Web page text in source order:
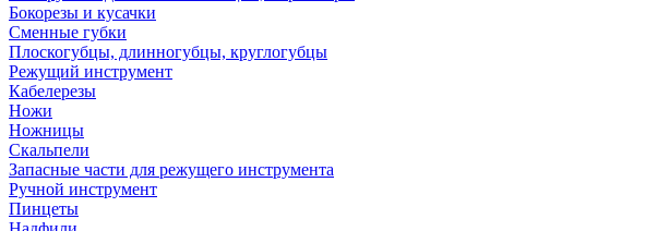
Бокорезы и кусачки
Сменные губки
Плоскогубцы, длинногубцы, круглогубцы
Режущий инструмент
Кабелерезы
Ножи
Ножницы
Скальпели
Запасные части для режущего инструмента
Ручной инструмент
Пинцеты